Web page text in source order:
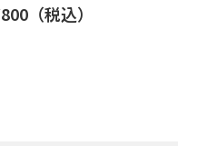
（税込）